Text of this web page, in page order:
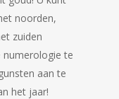
noorden,
zuiden
numerologie te
aan te
het jaar!